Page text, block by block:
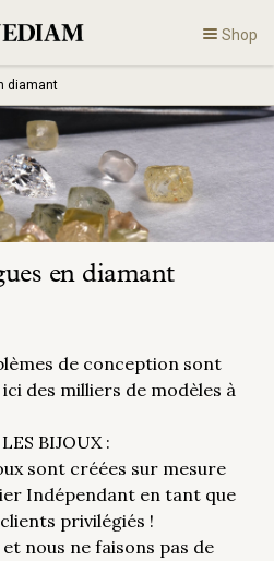
Shop
diamant
en diamant
de conception sont
des milliers de modèles à
BIJOUX :
sont créées sur mesure
Indépendant en tant que
privilégiés !
nous ne faisons pas de